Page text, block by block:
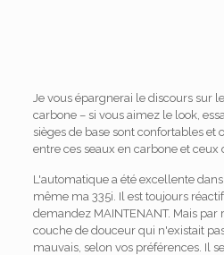
Je vous épargnerai le discours sur
carbone – si vous aimez le look,
sièges de base sont confortables
entre ces seaux en carbone et ceux
L'automatique a été excellente
même ma 335i. Il est toujours
demandez MAINTENANT. Mais par
couche de douceur qui n'existait
mauvais, selon vos préférences. Il